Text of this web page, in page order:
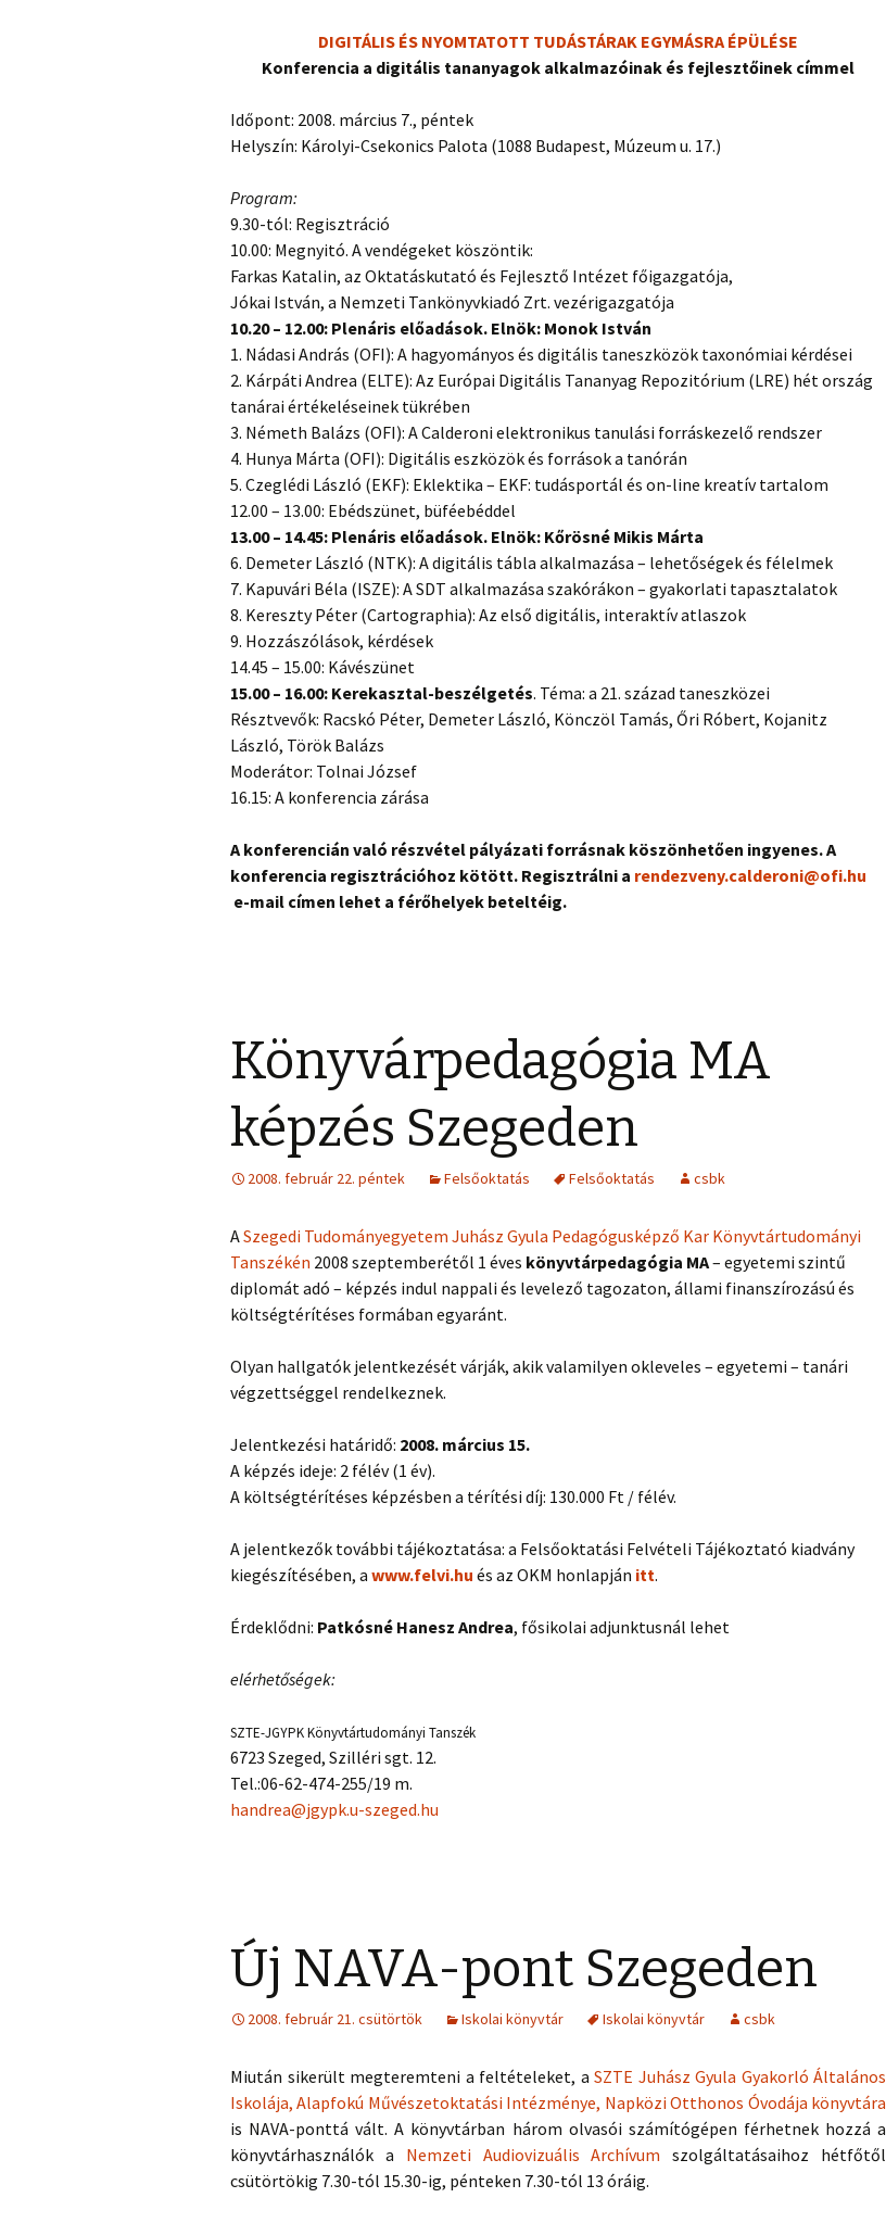
DIGITÁLIS ÉS NYOMTATOTT TUDÁSTÁRAK EGYMÁSRA ÉPÜLÉSE
Konferencia a digitális tananyagok alkalmazóinak és fejlesztőinek címmel
Időpont: 2008. március 7., péntek
Helyszín: Károlyi-Csekonics Palota (1088 Budapest, Múzeum u. 17.)
Program:
9.30-tól: Regisztráció
10.00: Megnyitó. A vendégeket köszöntik:
Farkas Katalin, az Oktatáskutató és Fejlesztő Intézet főigazgatója,
Jókai István, a Nemzeti Tankönyvkiadó Zrt. vezérigazgatója
10.20 – 12.00: Plenáris előadások. Elnök: Monok István
1. Nádasi András (OFI): A hagyományos és digitális taneszközök taxonómiai kérdései
2. Kárpáti Andrea (ELTE): Az Európai Digitális Tananyag Repozitórium (LRE) hét ország
tanárai értékeléseinek tükrében
3. Németh Balázs (OFI): A Calderoni elektronikus tanulási forráskezelő rendszer
4. Hunya Márta (OFI): Digitális eszközök és források a tanórán
5. Czeglédi László (EKF): Eklektika – EKF: tudásportál és on-line kreatív tartalom
12.00 – 13.00: Ebédszünet, büféebéddel
13.00 – 14.45: Plenáris előadások. Elnök: Kőrösné Mikis Márta
6. Demeter László (NTK): A digitális tábla alkalmazása – lehetőségek és félelmek
7. Kapuvári Béla (ISZE): A SDT alkalmazása szakórákon – gyakorlati tapasztalatok
8. Kereszty Péter (Cartographia): Az első digitális, interaktív atlaszok
9. Hozzászólások, kérdések
14.45 – 15.00: Kávészünet
15.00 – 16.00: Kerekasztal-beszélgetés. Téma: a 21. század taneszközei
Résztvevők: Racskó Péter, Demeter László, Könczöl Tamás, Őri Róbert, Kojanitz
László, Török Balázs
Moderátor: Tolnai József
16.15: A konferencia zárása
A konferencián való részvétel pályázati forrásnak köszönhetően ingyenes. A
konferencia regisztrációhoz kötött. Regisztrálni a rendezveny.calderoni@ofi.hu
e-mail címen lehet a férőhelyek beteltéig.
Könyvárpedagógia MA
képzés Szegeden
2008. február 22. péntek Felsőoktatás Felsőoktatás csbk
ASzegedi Tudományegyetem Juhász Gyula Pedagógusképző Kar Könyvtártudományi
Tanszékén 2008 szeptemberétől 1 éves könyvtárpedagógia MA– egyetemi szintű
diplomát adó – képzés indul nappali és levelező tagozaton, állami finanszírozású és
költségtérítéses formában egyaránt.
Olyan hallgatók jelentkezését várják, akik valamilyen okleveles – egyetemi – tanári
végzettséggel rendelkeznek.
Jelentkezési határidő: 2008. március 15.
A képzés ideje: 2 félév (1 év).
A költségtérítéses képzésben a térítési díj: 130.000 Ft / félév.
A jelentkezők további tájékoztatása: a Felsőoktatási Felvételi Tájékoztató kiadvány
kiegészítésében, a www.felvi.hu és az OKM honlapján itt.
Érdeklődni: Patkósné Hanesz Andrea, fősikolai adjunktusnál lehet
elérhetőségek:
SZTE-JGYPK Könyvtártudományi Tanszék
6723 Szeged, Szilléri sgt. 12.
Tel.:06-62-474-255/19 m.
handrea@jgypk.u-szeged.hu
Új NAVA-pont Szegeden
2008. február 21. csütörtök Iskolai könyvtár Iskolai könyvtár csbk
Miután sikerült megteremteni a feltételeket, a SZTE Juhász Gyula Gyakorló Általános
Iskolája, Alapfokú Művészetoktatási Intézménye, Napközi Otthonos Óvodája könyvtára
is NAVA-ponttá vált. A könyvtárban három olvasói számítógépen férhetnek hozzá a
könyvtárhasználók a Nemzeti Audiovizuális Archívumszolgáltatásaihoz hétfőtől
csütörtökig 7.30-tól 15.30-ig, pénteken 7.30-tól 13 óráig.